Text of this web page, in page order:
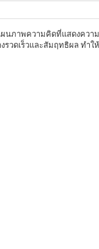
นภาพความคิดที่แสดงคว
เร็วและสัมฤทธิผล ทำใ